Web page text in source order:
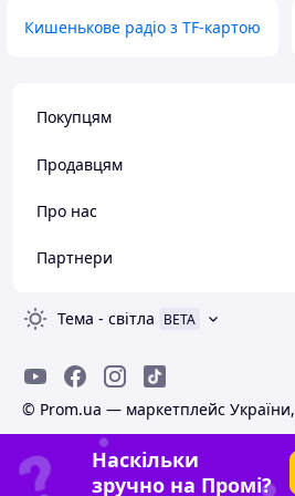
Кишенькове радіо з TF-картою
Покупцям
Продавцям
Про нас
Партнери
Тема - світла BETA
© Prom.ua — маркетплейс
Наскільки
зручно на Промі?